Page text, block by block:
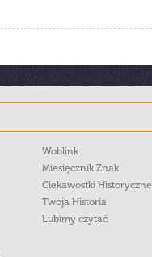
Woblink
Miesięcznik Znak
Ciekawostki Historyczne
Twoja Historia
Lubimy czytać